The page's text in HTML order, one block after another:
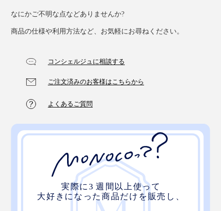
なにかご不明な点などありませんか?
商品の仕様や利用方法など、お気軽にお尋ねください。
コンシェルジュに相談する
ご注文済みのお客様はこちらから
よくあるご質問